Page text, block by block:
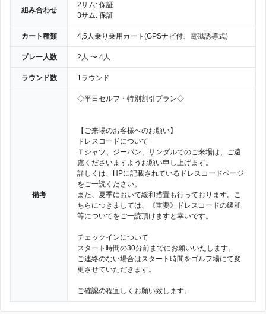
組み合わせ
2サム: 保証
3サム: 保証
カート種類 4,5人乗り乗用カート(GPSナビ付、電磁誘導式)
プレー人数 2人 〜 4人
ラウンド数 1ラウンド
備考
◇平日セルフ・特別割引プラン◇
【ご来場のお客様へのお願い】
ドレスコードについて
Ｔシャツ、ジーパン、サンダルでのご来場は、ご遠
慮くださいますようお願い申し上げます。
詳しくは、HPに記載されているドレスコードページ
をご一読ください。
また、夏季において緩和措置も行っております。こ
ちらにつきましては、《重要》ドレスコードの緩和
等についてをご一読頂けますと幸いです。
チェックインについて
スタート時間の30分前までにお願いいたします。
ご連絡のない場合はスタート時間をゴルフ場にて変
更させていただきます。
ご確認の程宜しくお願い致します。